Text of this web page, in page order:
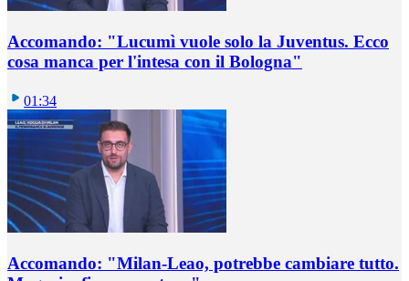
Accomando: "Lucumì vuole solo la Juventus. Ecco
cosa manca per l'intesa con il Bologna"
01:34
Accomando: "Milan-Leao, potrebbe cambiare tutto.